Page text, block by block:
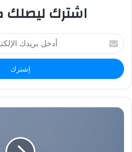
اشترك ليصلك
أ
د
خ
ل
ر
د